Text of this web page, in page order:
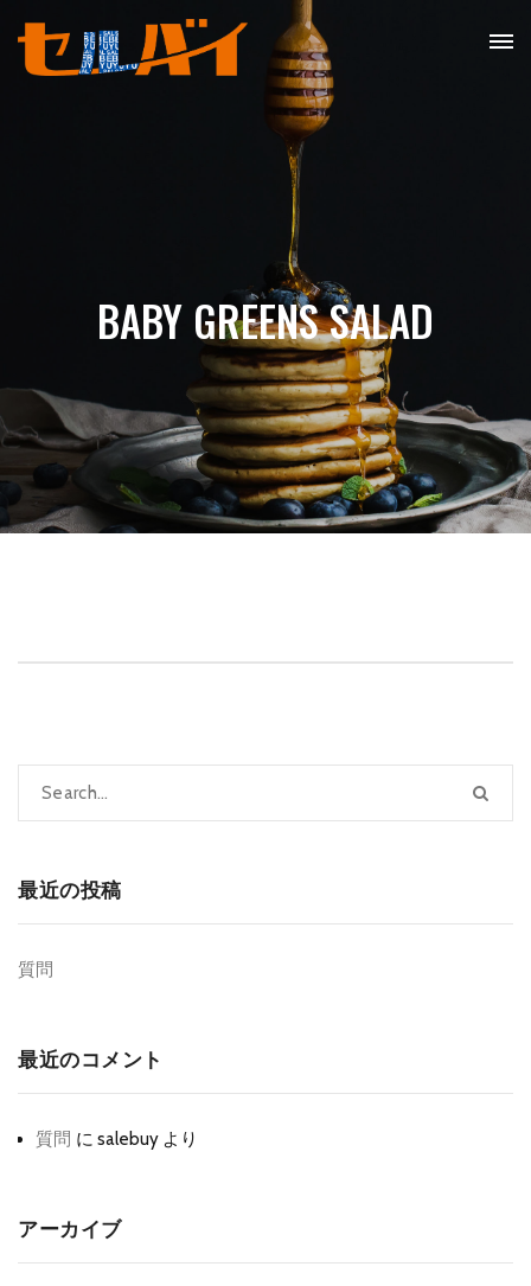
BABY GREENS SALAD
最近の投稿
質問
最近のコメント
質問 に salebuyより
アーカイブ